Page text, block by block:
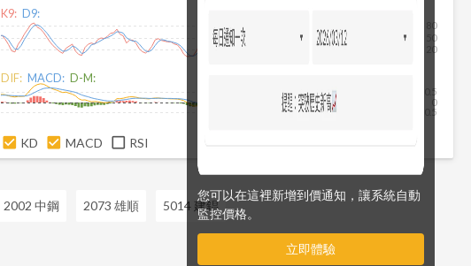
您可以在這裡新增到價通知，讓系統自動
監控價格。
立即體驗
K9: D9:
20
50
80
DIF: MACD: D-M:
-0.5
0
0.5
KD MACD RSI
2002 中鋼 2073 雄順 5014 建錩